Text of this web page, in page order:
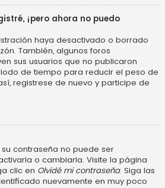
¡pero ahora no puedo
haya desactivado o borrado
También, algunos foros
sus usuarios que no publicaron
de tiempo para reducir el peso de
registrese de nuevo y participe de
su contraseña no puede ser
o cambiarla. Visite la página
clic en Olvidé mi contraseña. Siga las
nuevamente en muy poco